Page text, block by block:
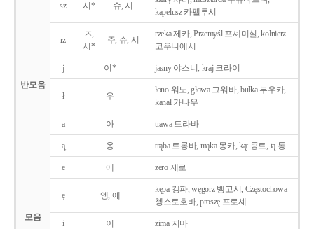
sz 시* 슈, 시
kapelusz 카펠루시
rz
ㅈ,
시*
주, 슈, 시
rzeka 제카, Przemyśl 프셰미실, kołnierz
코우니에시
반모음
j 이* jasny 야스니, kraj 크라이
ł 우
łono 워노, głowa 그워바, bułka 부우카,
kanał 카나우
모음
a 아 trawa 트라바
ą̨ 옹 trąba 트롱바, mąka 몽카, kąt 콩트, tą 통
e 에 zero 제로
ę 엥, 에
kępa 켕파, węgorz 벵고시, Częstochowa
쳉스토호바, proszę 프로셰
i 이 zima 지마